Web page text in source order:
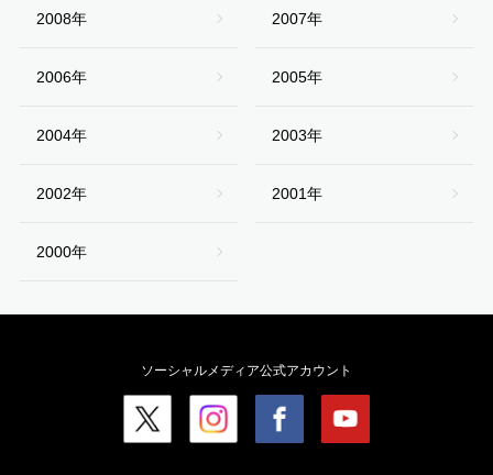
2008年 2007年
2006年 2005年
2004年 2003年
2002年 2001年
2000年
ソーシャルメディア公式アカウント